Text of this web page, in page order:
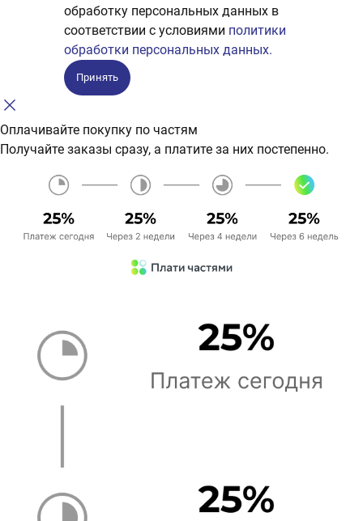
обработку персональных данных в
соответствии с условиями политики
обработки персональных данных.
Принять
Оплачивайте покупку по частям
Получайте заказы сразу, а платите за них постепенно.